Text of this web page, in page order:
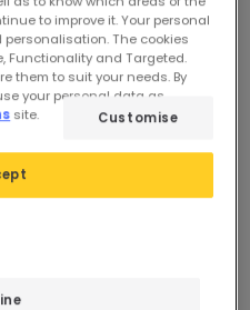
Voorheen
Staande Lamp Hout en
to improve it. Your personal
The cookies
Functionality and Targeted.
them to suit your needs. By
your personal data as
site. Customise